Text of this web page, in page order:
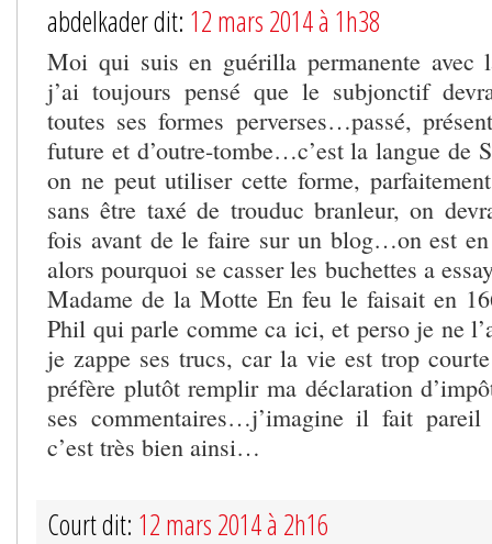
abdelkader dit: 12 mars 2014 à 1h38
Moi qui suis en guérilla permanente avec
j’ai toujours pensé que le subjonctif
toutes ses formes perverses…passé,
future et d’outre-tombe…c’est la langue de
on ne peut utiliser cette forme,
sans être taxé de trouduc branleur, on
fois avant de le faire sur un blog…on est
alors pourquoi se casser les buchettes a
Madame de la Motte En feu le faisait en
Phil qui parle comme ca ici, et perso je ne
je zappe ses trucs, car la vie est trop
préfère plutôt remplir ma déclaration
ses commentaires…j’imagine il fait
c’est très bien ainsi…
Court dit: 12 mars 2014 à 2h16